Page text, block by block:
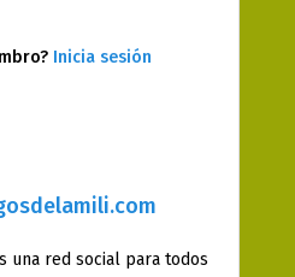
una red social para todos
Inicia sesión